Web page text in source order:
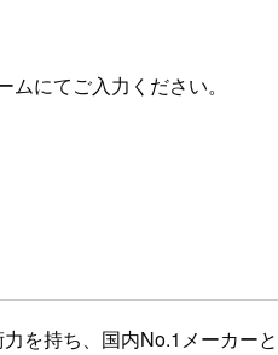
にてご入力ください。
を持ち、国内No.1メーカー